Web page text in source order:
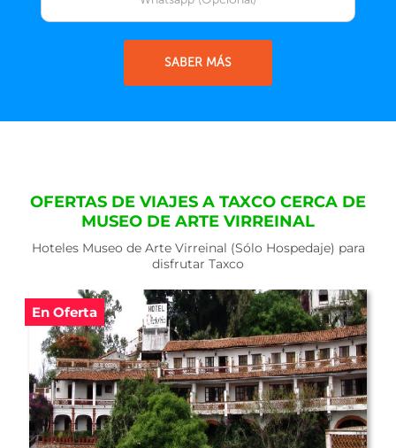
SABER MÁS
OFERTAS DE VIAJES A TAXCO CERCA DE
MUSEO DE ARTE VIRREINAL
Hoteles Museo de Arte Virreinal (Sólo Hospedaje) para
disfrutar Taxco
En Oferta